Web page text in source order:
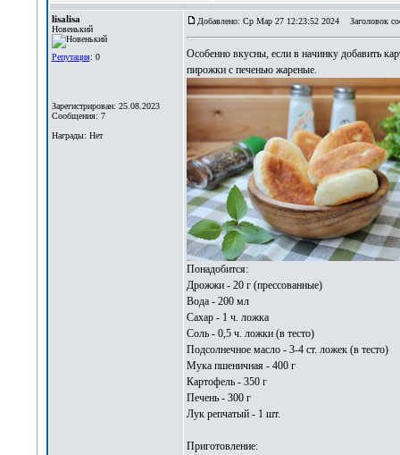
lisalisa
Новенький
Репутация: 0
Зарегистрирован: 25.08.2023
Сообщения: 7
Награды: Нет
Добавлено: Ср Мар 27 12:23:52 2024 Заголовок
Особенно вкусны, если в начинку добавить
пирожки с печенью жареные.
Понадобится:
Дрожжи - 20 г (прессованные)
Вода - 200 мл
Сахар - 1 ч. ложка
Соль - 0,5 ч. ложки (в тесто)
Подсолнечное масло - 3-4 ст. ложек (в тесто)
Мука пшеничная - 400 г
Картофель - 350 г
Печень - 300 г
Лук репчатый - 1 шт.
Приготовление: